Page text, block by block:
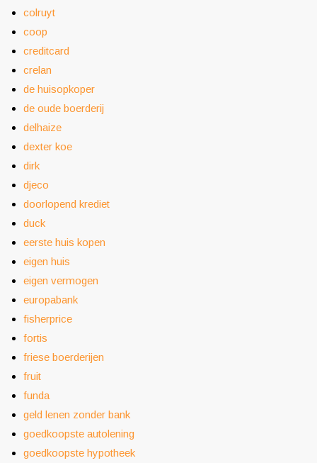
colruyt
coop
creditcard
crelan
de huisopkoper
de oude boerderij
delhaize
dexter koe
dirk
djeco
doorlopend krediet
duck
eerste huis kopen
eigen huis
eigen vermogen
europabank
fisherprice
fortis
friese boerderijen
fruit
funda
geld lenen zonder bank
goedkoopste autolening
goedkoopste hypotheek